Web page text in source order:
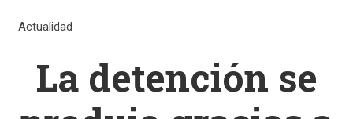
Actualidad
La detención se